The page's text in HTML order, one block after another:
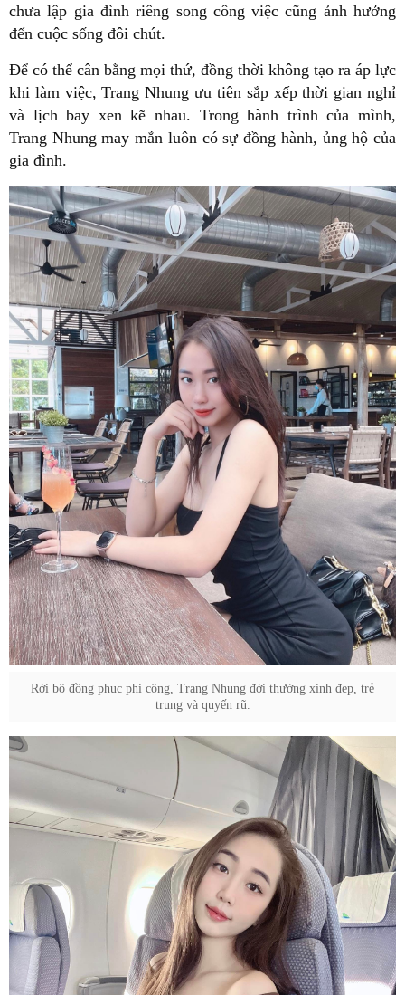
chưa lập gia đình riêng song công việc cũng ảnh hưởng
đến cuộc sống đôi chút.
Để có thể cân bằng mọi thứ, đồng thời không tạo ra áp lực
khi làm việc, Trang Nhung ưu tiên sắp xếp thời gian nghỉ
và lịch bay xen kẽ nhau. Trong hành trình của mình,
Trang Nhung may mắn luôn có sự đồng hành, ủng hộ của
gia đình.
Rời bộ đồng phục phi công, Trang Nhung đời thường xinh đẹp, trẻ
trung và quyến rũ.